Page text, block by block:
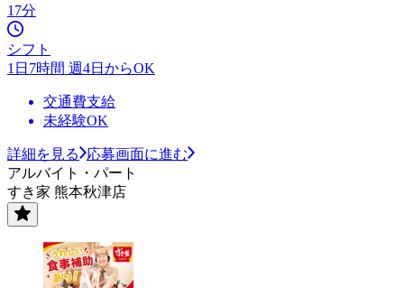
17分
シフト
1日7時間 週4日からOK
交通費支給
未経験OK
詳細を見る
応募画面に進む
アルバイト・パート
すき家 熊本秋津店